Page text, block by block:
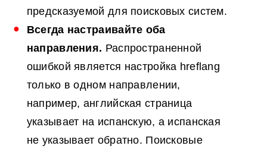
предсказуемой для поисковых систем.
Всегда настраивайте оба
направления. Распространенной
ошибкой является настройка hreflang
только в одном направлении,
например, английская страница
указывает на испанскую, а испанская
не указывает обратно. Поисковые